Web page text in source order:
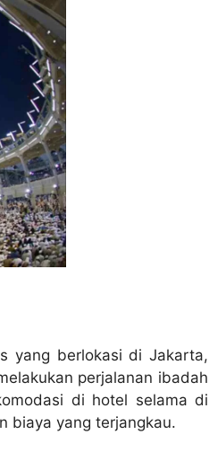
yang berlokasi di Jakarta,
perjalanan ibadah
di hotel selama di
biaya yang terjangkau.